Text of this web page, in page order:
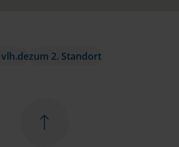
zum 2. Standort